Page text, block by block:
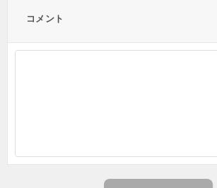
コメント